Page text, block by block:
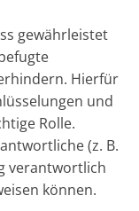
gewährleistet
Hierfür
und
Rolle.
(z. B.
verantwortlich
können.